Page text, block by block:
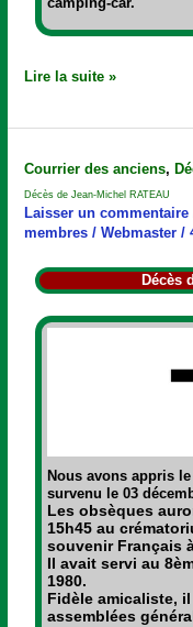
Lire la suite »
Courrier des anciens,
Décès de Jean-Michel RATEAU
Laisser un commentaire
membres /Webmaster/
Décès
Nous avons appris
survenu le 03
Les obsèques
15h45 au
souvenir Français
Il avait servi au
1980.
Fidèle amicaliste,
assemblées
Décès
Jean-
Michel
RATEAU